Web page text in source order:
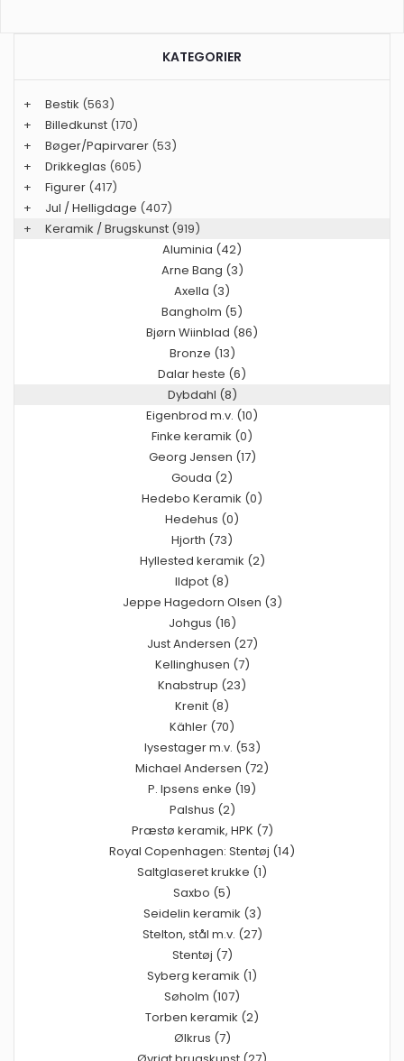
KATEGORIER
+ Bestik (563)
+
Billedkunst (170)
+
Bøger/Papirvarer (53)
+
Drikkeglas (605)
+
Figurer (417)
+
Jul / Helligdage (407)
+
Keramik / Brugskunst (919)
Aluminia (42)
Arne Bang (3)
Axella (3)
Bangholm (5)
Bjørn Wiinblad (86)
Bronze (13)
Dalar heste (6)
Dybdahl (8)
Eigenbrod m.v. (10)
Finke keramik (0)
Georg Jensen (17)
Gouda (2)
Hedebo Keramik (0)
Hedehus (0)
Hjorth (73)
Hyllested keramik (2)
Ildpot (8)
Jeppe Hagedorn Olsen (3)
Johgus (16)
Just Andersen (27)
Kellinghusen (7)
Knabstrup (23)
Krenit (8)
Kähler (70)
lysestager m.v. (53)
Michael Andersen (72)
P. Ipsens enke (19)
Palshus (2)
Præstø keramik, HPK (7)
Royal Copenhagen: Stentøj (14)
Saltglaseret krukke (1)
Saxbo (5)
Seidelin keramik (3)
Stelton, stål m.v. (27)
Stentøj (7)
Syberg keramik (1)
Søholm (107)
Torben keramik (2)
Ølkrus (7)